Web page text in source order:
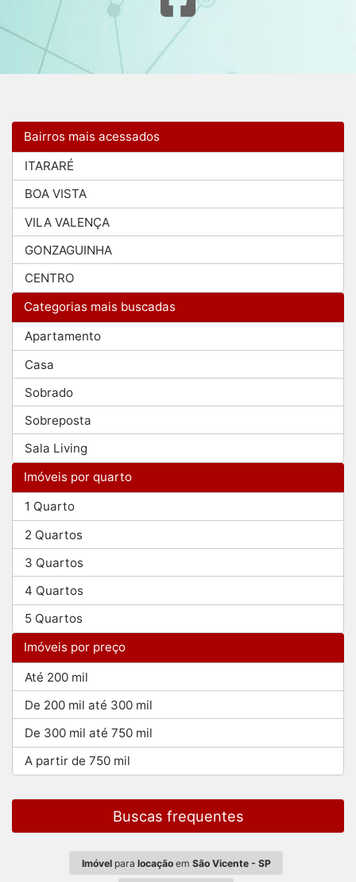
Bairros mais acessados
ITARARÉ
BOA VISTA
VILA VALENÇA
GONZAGUINHA
CENTRO
Categorias mais buscadas
Apartamento
Casa
Sobrado
Sobreposta
Sala Living
Imóveis por quarto
1 Quarto
2 Quartos
3 Quartos
4 Quartos
5 Quartos
Imóveis por preço
Até 200 mil
De 200 mil até 300 mil
De 300 mil até 750 mil
A partir de 750 mil
Buscas frequentes
Imóvelpara locaçãoem São Vicente - SP